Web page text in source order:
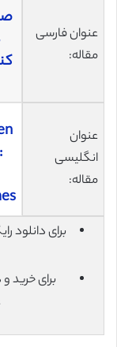
عنوان فارسی
مقاله:
عنوان
انگلیسی
مقاله:
برای خرید